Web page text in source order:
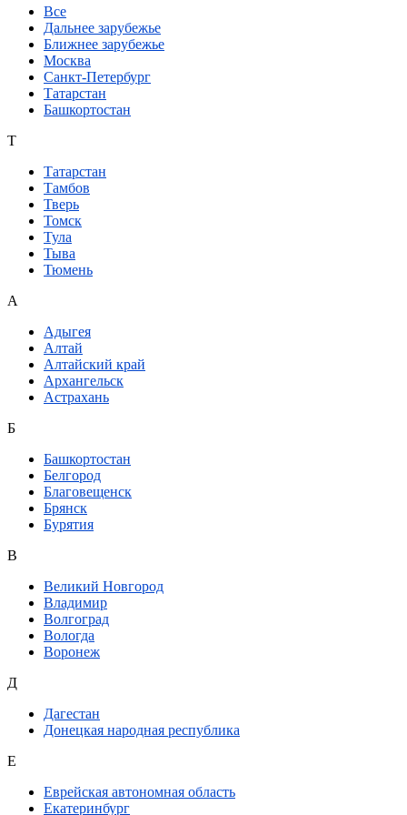
Все
Дальнее зарубежье
Ближнее зарубежье
Москва
Санкт-Петербург
Татарстан
Башкортостан
Т
Татарстан
Тамбов
Тверь
Томск
Тула
Тыва
Тюмень
А
Адыгея
Алтай
Алтайский край
Архангельск
Астрахань
Б
Башкортостан
Белгород
Благовещенск
Брянск
Бурятия
В
Великий Новгород
Владимир
Волгоград
Вологда
Воронеж
Д
Дагестан
Донецкая народная республика
Е
Еврейская автономная область
Екатеринбург